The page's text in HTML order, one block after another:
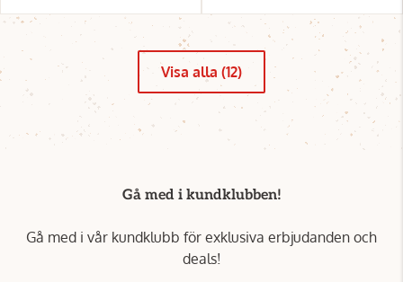
Visa alla (12)
Gå med i kundklubben!
Gå med i vår kundklubb för exklusiva erbjudanden och
deals!